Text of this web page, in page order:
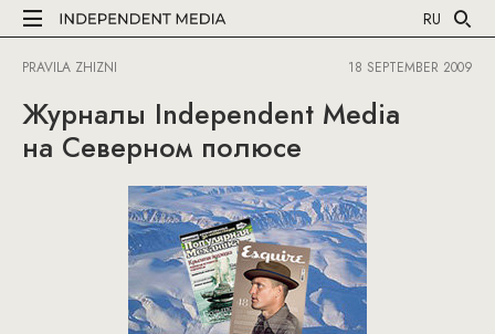
RU
PRAVILA ZHIZNI 18 SEPTEMBER 2009
Журналы Independent Media
на Северном полюсе